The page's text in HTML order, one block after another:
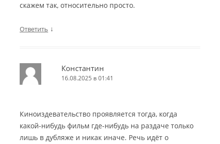
скажем так, относительно просто.
Ответить ↓
Константин
16.08.2025 в 01:41
Киноиздевательство проявляется тогда, когда
какой-нибудь фильм где-нибудь на раздаче только
лишь в дубляже и никак иначе. Речь идёт о